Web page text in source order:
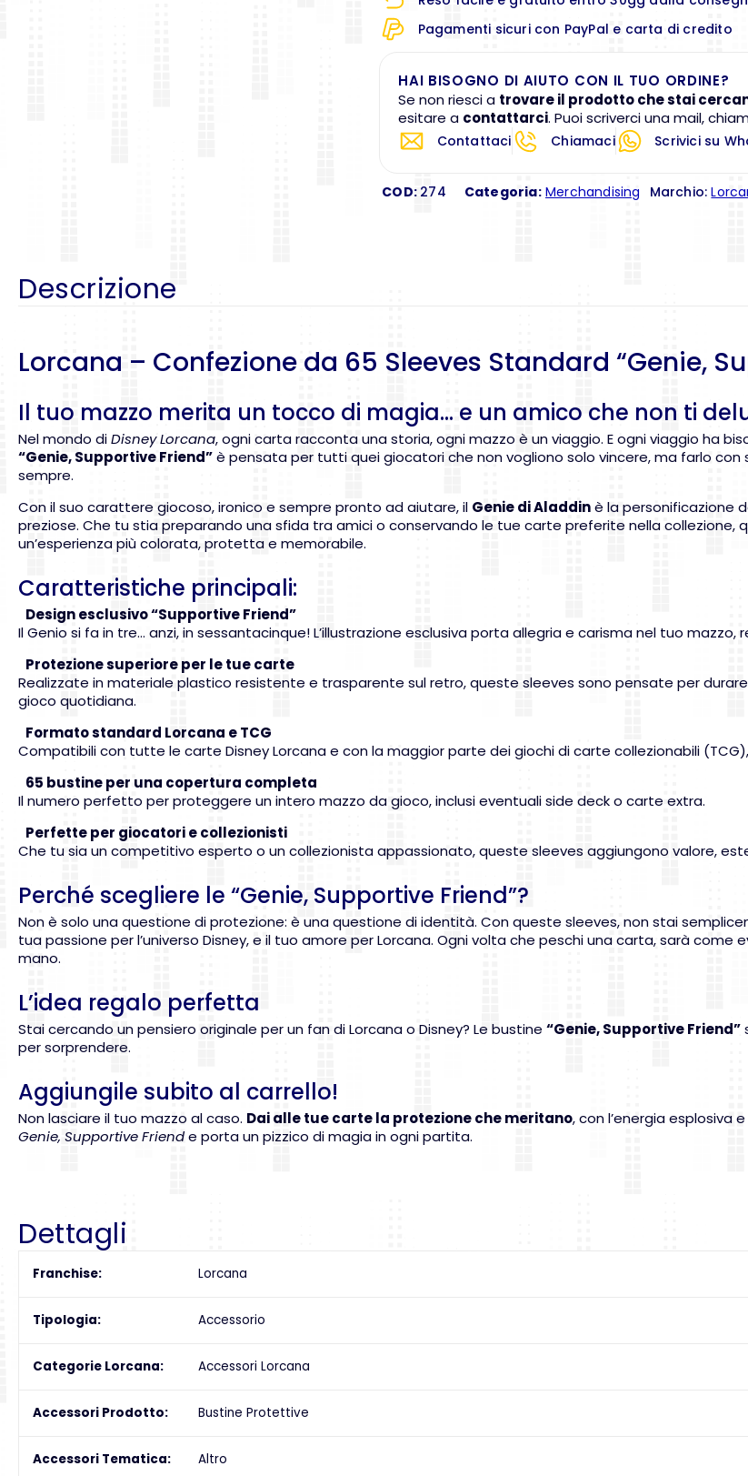
Pagamenti sicuri con PayPal e carta di credito
HAI BISOGNO DI AIUTO CON IL TUO ORDINE?
Se non riesci a trovare il prodotto che stai
esitare a contattarci. Puoi scriverci una mail,
Contattaci Chiamaci Scrivici su
COD: 274 Categoria: Merchandising Marchio:
Descrizione
Lorcana – Confezione da 65 Sleeves Standard “Genie,
Il tuo mazzo merita un tocco di magia… e un amico che non ti
Nel mondo diDisney Lorcana, ogni carta racconta una storia, ogni mazzo è un viaggio. E ogni viaggio ha
“Genie, Supportive Friend”è pensata per tutti quei giocatori che non vogliono solo vincere, ma farlo
sempre.
Con il suo carattere giocoso, ironico e sempre pronto ad aiutare, il Genie di Aladdinè la personificazione
preziose. Che tu stia preparando una sfida tra amici o conservando le tue carte preferite nella collezione,
un’esperienza più colorata, protetta e memorabile.
Caratteristiche principali:
Design esclusivo “Supportive Friend”
Il Genio si fa in tre… anzi, in sessantacinque! L’illustrazione esclusiva porta allegria e carisma nel tuo
Protezione superiore per le tue carte
Realizzate in materiale plastico resistente e trasparente sul retro, queste sleeves sono pensate per
gioco quotidiana.
Formato standard Lorcana e TCG
Compatibili con tutte le carte Disney Lorcana e con la maggior parte dei giochi di carte collezionabili
65 bustine per una copertura completa
Il numero perfetto per proteggere un intero mazzo da gioco, inclusi eventuali side deck o carte extra.
Perfette per giocatori e collezionisti
Che tu sia un competitivo esperto o un collezionista appassionato, queste sleeves aggiungono valore,
Perché scegliere le “Genie, Supportive Friend”?
Non è solo una questione di protezione: è una questione di identità. Con queste sleeves, non stai
tua passione per l’universo Disney, e il tuo amore per Lorcana. Ogni volta che peschi una carta, sarà
mano.
L’idea regalo perfetta
Stai cercando un pensiero originale per un fan di Lorcana o Disney? Le bustine “Genie, Supportive Friend”
per sorprendere.
Aggiungile subito al carrello!
Non lasciare il tuo mazzo al caso. Dai alle tue carte la protezione che meritano, con l’energia esplosiva
Genie, Supportive Friende porta un pizzico di magia in ogni partita.
Dettagli
Franchise Lorcana
Tipologia Accessorio
Categorie Lorcana Accessori Lorcana
Accessori Prodotto Bustine Protettive
Accessori Tematica Altro